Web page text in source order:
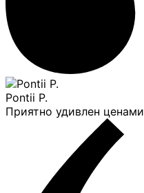
Pontii P.
Приятно удивлен ценами